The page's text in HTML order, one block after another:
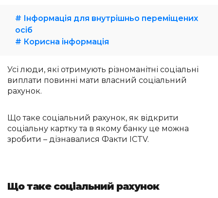
# Інформація для внутрішньо переміщених
осіб
# Корисна інформація
Усі люди, які отримують різноманітні соціальні
виплати повинні мати власний соціальний
рахунок.
Що таке соціальний рахунок, як відкрити
соціальну картку та в якому банку це можна
зробити – дізнавалися Факти ICTV.
Що таке соціальний рахунок